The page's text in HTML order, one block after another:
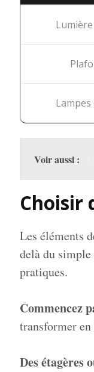
Lampes
Voir aussi :
Choisir
Les éléments
delà du simple
pratiques.
Commencez
transformer
Des étagères